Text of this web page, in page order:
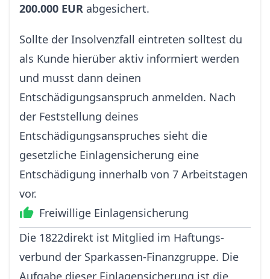
200.000 EUR abgesichert.
Sollte der Insolvenzfall eintreten solltest du
als Kunde hierüber aktiv informiert werden
und musst dann deinen
Entschädigungsanspruch anmelden. Nach
der Feststellung deines
Entschädigungsanspruches sieht die
gesetzliche Einlagensicherung eine
Entschädigung innerhalb von 7 Arbeitstagen
vor.
Freiwillige Einlagensicherung
Die 1822direkt ist Mitglied im Haftungs­
verbund der Spar­kassen-Finanz­gruppe. Die
Aufgabe dieser Einlagensicherung ist die